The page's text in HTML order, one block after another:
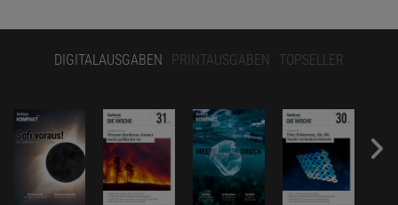
DIGITALAUSGABEN PRINTAUSGABEN TOPSELLER